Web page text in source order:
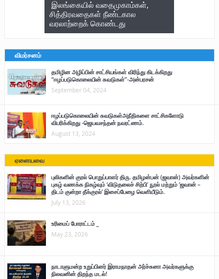
இலங்கையில் வதைமுகாம்கள்,
சித்திரவதைகள் நீண்டகால
வரலாற்றைக் கொண்டது
விமர்சனம்
தமிழின அழிப்பின் சாட்சியங்கள் விரிந்து கிடக்கிறது
“ஈழப்படுகொலையின் சுவடுகள்”-அன்பரசன்
September 04, 2024
ஈழப்படுகொலையின் சுவடுகள்அநீதிகளை சாட்சிகளோடு
விபரிக்கிறது -ஜெயவசந்தன் நவரட்ணம்.
August 13, 2024
ஏனையவை
புலிகளின் குரல் பொறுப்பாளர் திரு. தமிழன்பன் (ஜவான்) அவர்களின்
புகழ் வணக்க நிகழ்வும் ‘விடுதலைச் சிற்பி’ நூல் மற்றும் ‘ஜவான் –
திடம் குன்றா தீக்குரல்’ இசைப்பேழை வெளியீடும்.
July 13, 2026
உரிமைப் போராட்டம் _
May 23, 2026
நாடாளுமன்ற உறுப்பினர் இராமநாதன் அர்ச்சுனா அவர்களுக்கு
நிலவனின் திறந்த மடல்!